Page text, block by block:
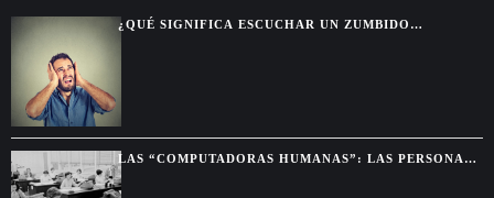
Washington¿QUÉ SIGNIFICA ESCUCHAR UN ZUMBIDO
LAS “COMPUTADORAS HUMANAS”: LAS PERSONAS
QUE HACÍAN LOS CÁLCULOS ANTES DE LAS
COMPUTADORAS